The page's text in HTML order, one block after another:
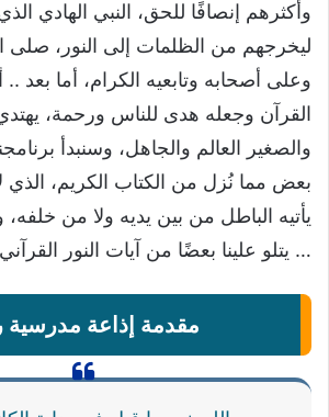
وأكثرهم إنصافًا للحق، النبي الهادي
ليخرجهم من الظلمات إلى النور، صلى
وعلى أصحابه وتابعيه الكرام، أما بعد ..
القرآن وجعله هدى للناس ورحمة، يهتدي
والصغير العالم والجاهل، وسنبدأ
بعض مما نُزل من الكتاب الكريم، الذي
يأتيه الباطل من بين يديه ولا من
… يتلو علينا بعضًا من آيات النور
مقدمة إذاعة مدرسية